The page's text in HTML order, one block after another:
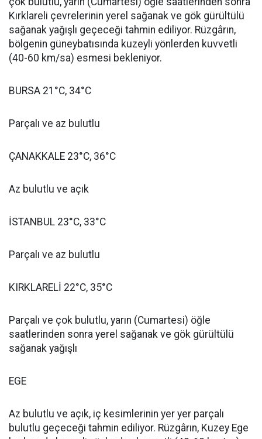
Kırklareli çevrelerinin yerel sağanak ve gök gürültülü
sağanak yağışlı geçeceği tahmin ediliyor. Rüzgârın,
bölgenin güneybatısında kuzeyli yönlerden kuvvetli
(40-60 km/sa) esmesi bekleniyor.
BURSA 21°C, 34°C
Parçalı ve az bulutlu
ÇANAKKALE 23°C, 36°C
Az bulutlu ve açık
İSTANBUL 23°C, 33°C
Parçalı ve az bulutlu
KIRKLARELİ 22°C, 35°C
Parçalı ve çok bulutlu, yarın (Cumartesi) öğle
saatlerinden sonra yerel sağanak ve gök gürültülü
sağanak yağışlı
EGE
Az bulutlu ve açık, iç kesimlerinin yer yer parçalı
bulutlu geçeceği tahmin ediliyor. Rüzgârın, Kuzey Ege